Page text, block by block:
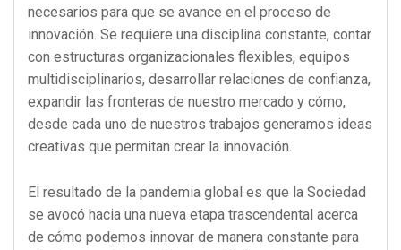
necesarios para que se avance en el proceso de
innovación. Se requiere una disciplina constante, contar
con estructuras organizacionales flexibles, equipos
multidisciplinarios, desarrollar relaciones de confianza,
expandir las fronteras de nuestro mercado y cómo,
desde cada uno de nuestros trabajos generamos ideas
creativas que permitan crear la innovación.
El resultado de la pandemia global es que la Sociedad
se avocó hacia una nueva etapa trascendental acerca
de cómo podemos innovar de manera constante para